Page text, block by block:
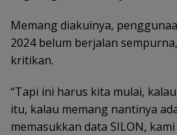
Memang diakuinya,
2024 belum berjalan
kritikan.
“Tapi ini harus kita mulai,
itu, kalau memang nantinya
memasukkan data SILON,